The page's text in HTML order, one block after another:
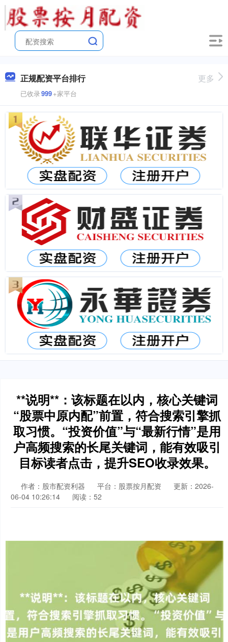
正规配资平台排行
已收录999+家平台
更多
**说明**：该标题在以内，核心关键词
“股票中原内配”前置，符合搜索引擎抓
取习惯。“投资价值”与“最新行情”是用
户高频搜索的长尾关键词，能有效吸引
目标读者点击，提升SEO收录效果。
作者：股市配资利器 平台：股票按月配资
更新：2026-
06-04 10:26:14
阅读：52